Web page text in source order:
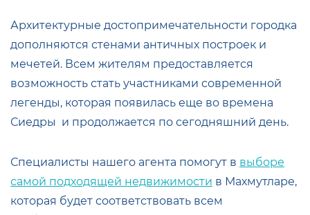
Архитектурные достопримечательности городка
дополняются стенами античных построек и
мечетей. Всем жителям предоставляется
возможность стать участниками современной
легенды, которая появилась еще во времена
Сиедры и продолжается по сегодняшний день.
Специалисты нашего агента помогут в выборе
самой подходящей недвижимости в Махмутларе,
которая будет соответствовать всем